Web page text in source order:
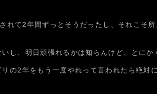
れて2年間ずっとそうだったし、それこそ
し、明日頑張れるかは知らんけど、とに
の2年をもう一度やれって言われたら絶